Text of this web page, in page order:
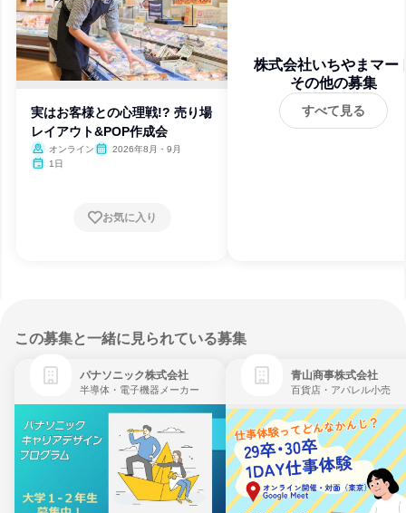
実はお客様との心理戦!? 売り場
レイアウト&POP作成会
オンライン
2026年8月・9月
1日
お気に入り
株式会社いちやまマー
その他の募集
すべて見る
この募集と一緒に見られている募集
パナソニック株式会社
半導体・電子機器メーカー
青山商事株式会社
百貨店・アパレル小売